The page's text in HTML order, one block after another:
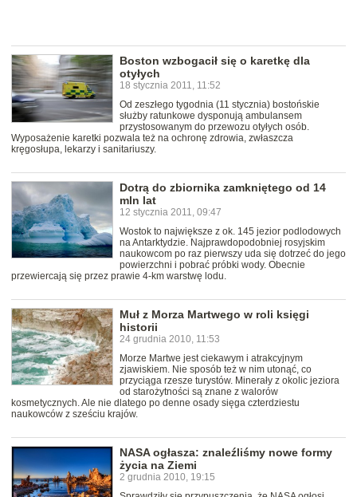
Boston wzbogacił się o karetkę dla
otyłych
18 stycznia 2011, 11:52
Od zeszłego tygodnia (11 stycznia) bostońskie
służby ratunkowe dysponują ambulansem
przystosowanym do przewozu otyłych osób.
Wyposażenie karetki pozwala też na ochronę zdrowia, zwłaszcza
kręgosłupa, lekarzy i sanitariuszy.
Dotrą do zbiornika zamkniętego od 14
mln lat
12 stycznia 2011, 09:47
Wostok to największe z ok. 145 jezior podlodowych
na Antarktydzie. Najprawdopodobniej rosyjskim
naukowcom po raz pierwszy uda się dotrzeć do jego
powierzchni i pobrać próbki wody. Obecnie
przewiercają się przez prawie 4-km warstwę lodu.
Muł z Morza Martwego w roli księgi
historii
24 grudnia 2010, 11:53
Morze Martwe jest ciekawym i atrakcyjnym
zjawiskiem. Nie sposób też w nim utonąć, co
przyciąga rzesze turystów. Minerały z okolic jeziora
od starożytności są znane z walorów
kosmetycznych. Ale nie dlatego po denne osady sięga czterdziestu
naukowców z sześciu krajów.
NASA ogłasza: znaleźliśmy nowe formy
życia na Ziemi
2 grudnia 2010, 19:15